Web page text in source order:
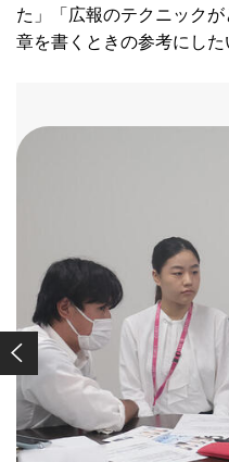
た」「広報のテクニック
章を書くときの参考にした